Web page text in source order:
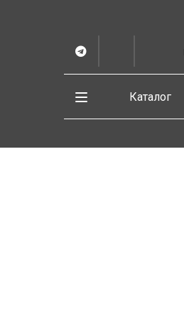
содержанию
Telegram
Vesbook
Каталог
Развернуть